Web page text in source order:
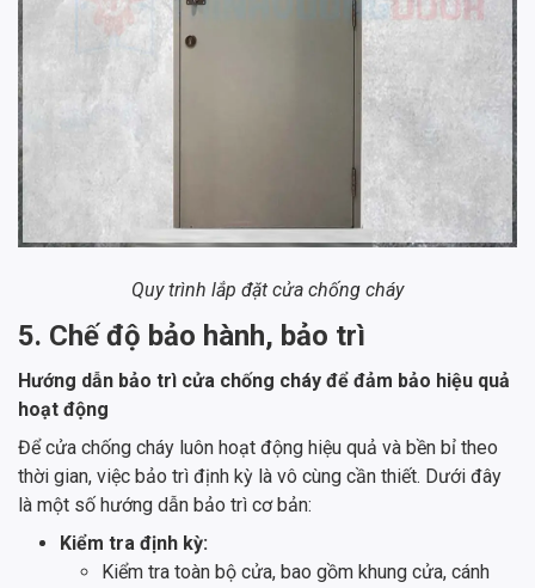
Quy trình lắp đặt cửa chống cháy
5. Chế độ bảo hành, bảo trì
Hướng dẫn bảo trì cửa chống cháy để đảm bảo hiệu quả
hoạt động
Để cửa chống cháy luôn hoạt động hiệu quả và bền bỉ theo
thời gian, việc bảo trì định kỳ là vô cùng cần thiết. Dưới đây
là một số hướng dẫn bảo trì cơ bản:
Kiểm tra định kỳ:
Kiểm tra toàn bộ cửa, bao gồm khung cửa, cánh